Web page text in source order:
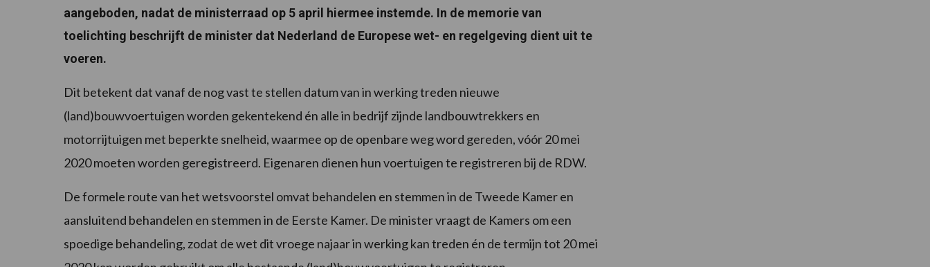
aangeboden, nadat de ministerraad op 5 april hiermee instemde. In de memorie van
toelichting beschrijft de minister dat Nederland de Europese wet- en regelgeving dient uit te
voeren.
Dit betekent dat vanaf de nog vast te stellen datum van in werking treden nieuwe
(land)bouwvoertuigen worden gekentekend én alle in bedrijf zijnde landbouwtrekkers en
motorrijtuigen met beperkte snelheid, waarmee op de openbare weg word gereden, vóór 20 mei
2020 moeten worden geregistreerd. Eigenaren dienen hun voertuigen te registreren bij de RDW.
De formele route van het wetsvoorstel omvat behandelen en stemmen in de Tweede Kamer en
aansluitend behandelen en stemmen in de Eerste Kamer. De minister vraagt de Kamers om een
spoedige behandeling, zodat de wet dit vroege najaar in werking kan treden én de termijn tot 20 mei